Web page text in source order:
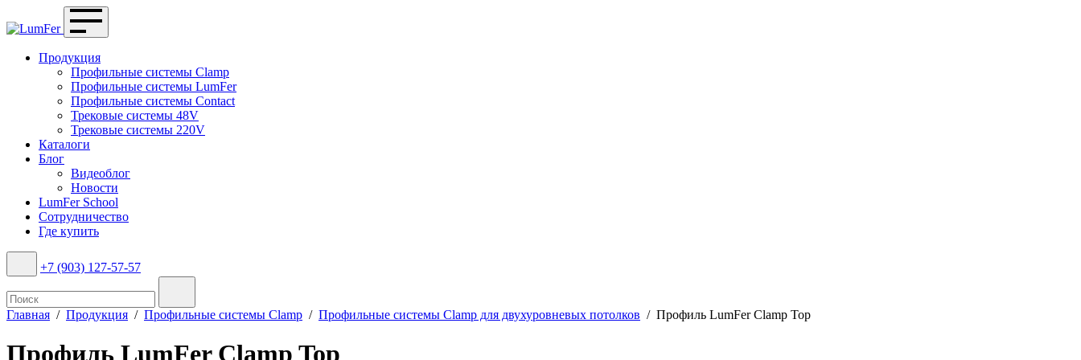
Продукция
Профильные системы Clamp
Профильные системы LumFer
Профильные системы Contact
Трековые системы 48V
Трековые системы 220V
Каталоги
Блог
Видеоблог
Новости
LumFer School
Сотрудничество
Где купить
+7 (903) 127-57-57
Главная / Продукция / Профильные системы Clamp / Профильные системы Clamp для двухуровневых потолков / Профиль LumFer Clamp Top
Профиль LumFer Clamp Top